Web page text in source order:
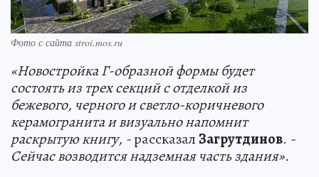
Фото с сайта stroi.mos.ru
«Новостройка Г-образной формы будет
состоять из трех секций с отделкой из
бежевого, черного и светло-коричневого
керамогранита и визуально напомнит
раскрытую книгу, -рассказал Загрутдинов. -
Сейчас возводится надземная часть здания».